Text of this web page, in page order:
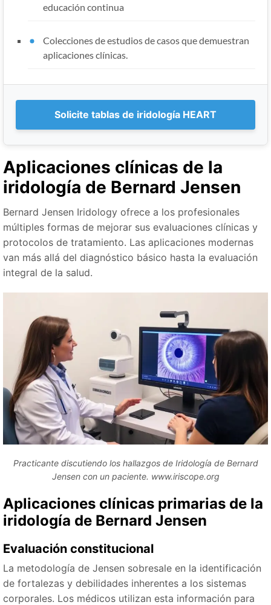
educación continua
Colecciones de estudios de casos que demuestran
aplicaciones clínicas.
Solicite tablas de iridología HEART
Aplicaciones clínicas de la
iridología de Bernard Jensen
Bernard Jensen Iridology ofrece a los profesionales
múltiples formas de mejorar sus evaluaciones clínicas y
protocolos de tratamiento. Las aplicaciones modernas
van más allá del diagnóstico básico hasta la evaluación
integral de la salud.
Practicante discutiendo los hallazgos de Iridología de Bernard
Jensen con un paciente. www.iriscope.org
Aplicaciones clínicas primarias de la
iridología de Bernard Jensen
Evaluación constitucional
La metodología de Jensen sobresale en la identificación
de fortalezas y debilidades inherentes a los sistemas
corporales. Los médicos utilizan esta información para